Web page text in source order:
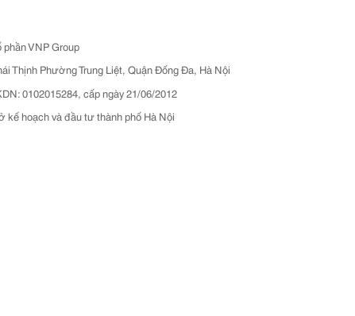
phần VNP Group
Thịnh Phường Trung Liệt, Quận Đống Đa, Hà Nội
0102015284, cấp ngày 21/06/2012
kế hoạch và đầu tư thành phố Hà Nội